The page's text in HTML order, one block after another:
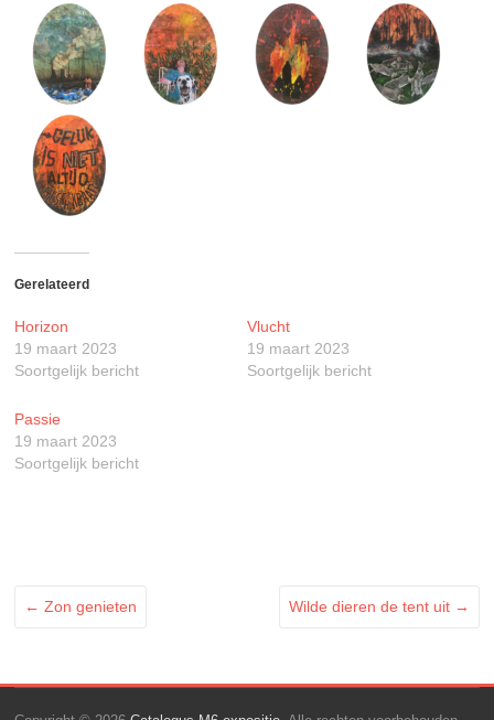
Gerelateerd
Horizon
19 maart 2023
Soortgelijk bericht
Vlucht
19 maart 2023
Soortgelijk bericht
Passie
19 maart 2023
Soortgelijk bericht
← Zon genieten Wilde dieren de tent uit →